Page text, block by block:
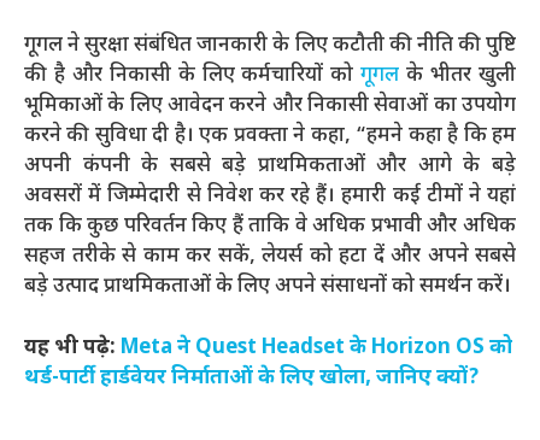
गूगल ने सुरक्षा संबंधित जानकारी के लिए कटौती की नीति की पुष्टि
की है और निकासी के लिए कर्मचारियों कोगूगल के भीतर खुली
भूमिकाओं के लिए आवेदन करने और निकासी सेवाओं का उपयोग
करने की सुविधा दी है। एक प्रवक्ता ने कहा, “हमने कहा है कि हम
अपनी कंपनी के सबसे बड़े प्राथमिकताओं और आगे के बड़े
अवसरों में जिम्मेदारी से निवेश कर रहे हैं। हमारी कई टीमों ने यहां
तक कि कुछ परिवर्तन किए हैं ताकि वे अधिक प्रभावी और अधिक
सहज तरीके से काम कर सकें, लेयर्स को हटा दें और अपने सबसे
बड़े उत्पाद प्राथमिकताओं के लिए अपने संसाधनों को समर्थन करें।
यह भी पढ़े: Meta ने Quest Headset के Horizon OS को
थर्ड-पार्टी हार्डवेयर निर्माताओं के लिए खोला, जानिए क्यों?